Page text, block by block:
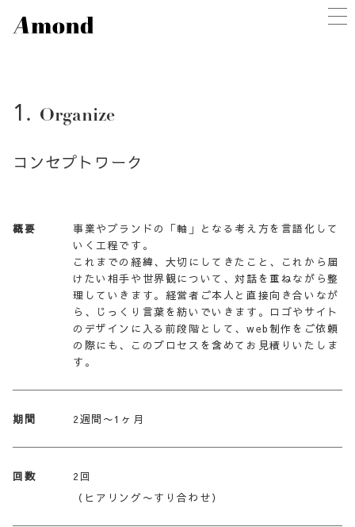
1. Organize
コンセプトワーク
概要
事業やブランドの「軸」となる考え方を言語化して
いく工程です。
これまでの経緯、大切にしてきたこと、これから届
けたい相手や世界観について、対話を重ねながら整
理していきます。経営者ご本人と直接向き合いなが
ら、じっくり言葉を紡いでいきます。ロゴやサイト
のデザインに入る前段階として、web制作をご依頼
の際にも、このプロセスを含めてお見積りいたしま
す。
期間 2週間〜1ヶ月
回数
2回
（ヒアリング〜すり合わせ）